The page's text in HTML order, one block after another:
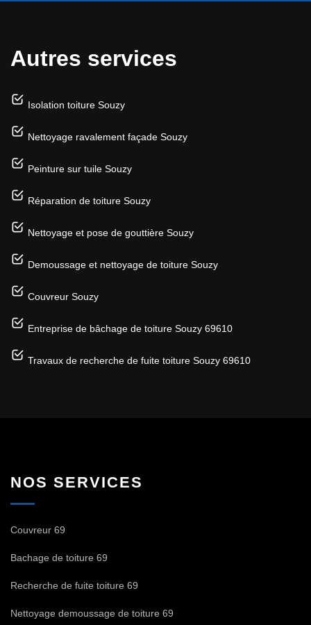
Autres services
Isolation toiture Souzy
Nettoyage ravalement façade Souzy
Peinture sur tuile Souzy
Réparation de toiture Souzy
Nettoyage et pose de gouttière Souzy
Demoussage et nettoyage de toiture Souzy
Couvreur Souzy
Entreprise de bâchage de toiture Souzy 69610
Travaux de recherche de fuite toiture Souzy 69610
NOS SERVICES
Couvreur 69
Bachage de toiture 69
Recherche de fuite toiture 69
Nettoyage demoussage de toiture 69